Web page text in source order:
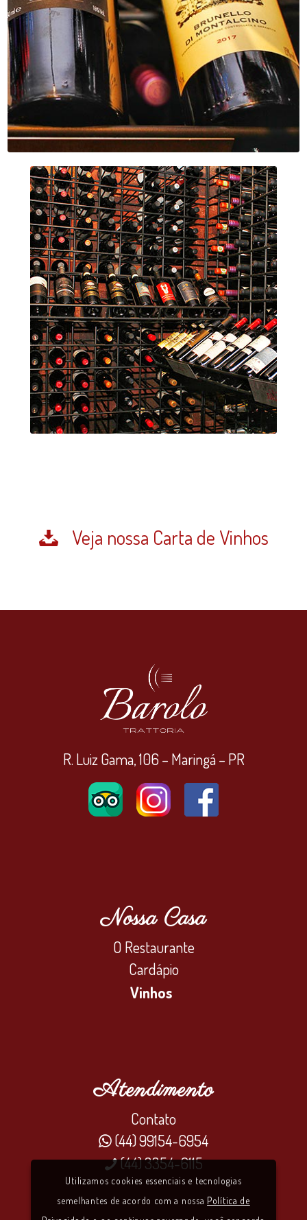
Veja nossa Carta de Vinhos
R. Luiz Gama, 106 – Maringá – PR
Nossa Casa
O Restaurante
Cardápio
Vinhos
Atendimento
Contato
 (44) 99154-6954
(44) 3354-6115
Utilizamos cookies essenciais e tecnologias
semelhantes de acordo com a nossa Política de